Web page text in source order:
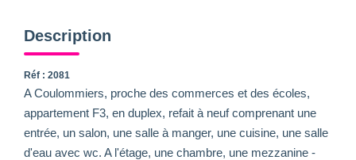
Description
Réf : 2081
A Coulommiers, proche des commerces et des écoles,
appartement F3, en duplex, refait à neuf comprenant une
entrée, un salon, une salle à manger, une cuisine, une salle
d'eau avec wc. A l'étage, une chambre, une mezzanine -